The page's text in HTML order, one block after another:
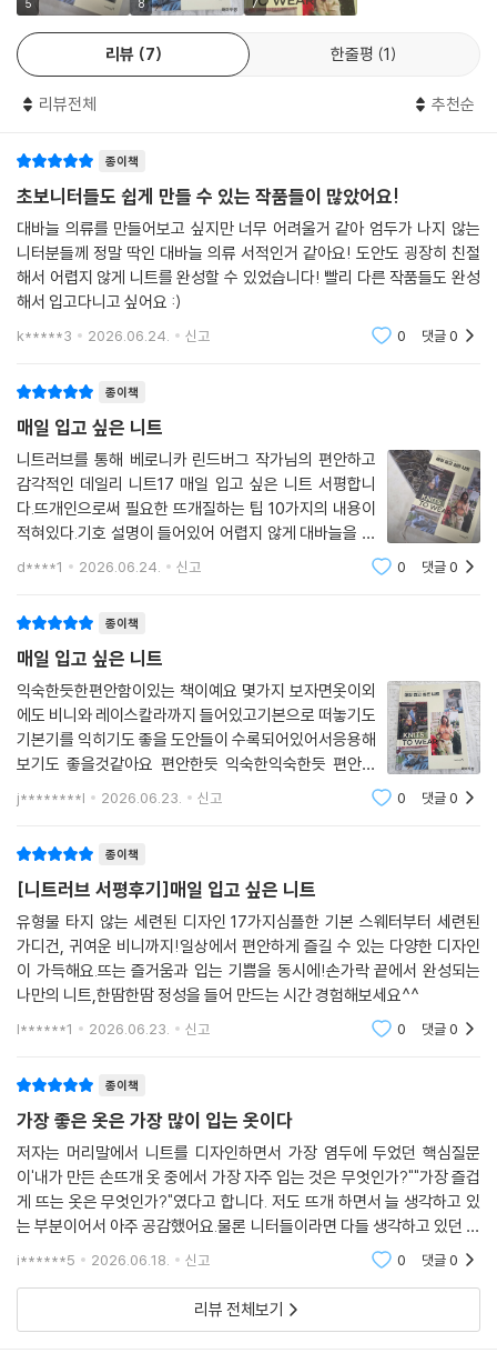
5 8 7
리뷰 7 한줄평 1
리뷰전체 추천순
종이책
초보니터들도 쉽게 만들 수 있는 작품들이 많았어요!
대바늘 의류를 만들어보고 싶지만 너무 어려울거 같아 엄두가 나지 않는
니터분들께 정말 딱인 대바늘 의류 서적인거 같아요! 도안도 굉장히 친절
해서 어렵지 않게 니트를 완성할 수 있었습니다! 빨리 다른 작품들도 완성
해서 입고다니고 싶어요 :)
k*****3 2026.06.24. 신고 0 댓글0
종이책
매일 입고 싶은 니트
니트러브를 통해 베로니카 린드버그 작가님의 편안하고
감각적인 데일리 니트17 매일 입고 싶은 니트 서평합니
다.뜨개인으로써 필요한 뜨개질하는 팁 10가지의 내용이
적혀있다.기호 설명이 들어있어 어렵지 않게 대바늘을 할
수 있는 책으로 추천합니다~책을 보면서 두근두근이쁜
d****1 2026.06.24. 신고 0 댓글0
종이책
매일 입고 싶은 니트
익숙한듯한편안함이있는 책이예요 몇가지 보자면옷이외
에도 비니와 레이스칼라까지 들어있고기본으로 떠놓기도
기본기를 익히기도 좋을 도안들이 수록되어있어서응용해
보기도 좋을것같아요 편안한듯 익숙한익숙한듯 편안한
느낌의 니트를 찾으신다면한번쯤 권해보고싶은 책이예요
j********l 2026.06.23. 신고 0 댓글0
종이책
[니트러브 서평후기]매일 입고 싶은 니트
유형물 타지 않는 세련된 디자인 17가지심플한 기본 스웨터부터 세련된
가디건, 귀여운 비니까지!일상에서 편안하게 즐길 수 있는 다양한 디자인
이 가득해요.뜨는 즐거움과 입는 기쁨을 동시에!손가락 끝에서 완성되는
나만의 니트,한땀한땀 정성을 들어 만드는 시간 경험해보세요^^
l******1 2026.06.23. 신고 0 댓글0
종이책
가장 좋은 옷은 가장 많이 입는 옷이다
저자는 머리말에서 니트를 디자인하면서 가장 염두에 두었던 핵심질문
이'내가 만든 손뜨개 옷 중에서 가장 자주 입는 것은 무엇인가?""가장 즐겁
게 뜨는 옷은 무엇인가?"였다고 합니다. 저도 뜨개 하면서 늘 생각하고 있
는 부분이어서 아주 공감했어요.물론 니터들이라면 다들 생각하고 있던 부
분이 아닐까 생각해봅니다.그리고, 최근에는 스타일을 꾸밀때 두가지 요소
i******5 2026.06.18. 신고 0 댓글0
리뷰 전체보기